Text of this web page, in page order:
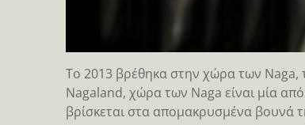
Το 2013 βρέθηκα στην χώρα των Νaga,
Nagaland, χώρα των Νaga είναι μία
βρίσκεται στα απομακρυσμένα βουνά